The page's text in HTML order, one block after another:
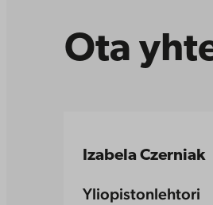
Ota
Izabela Czerniak
Yliopistonlehtori